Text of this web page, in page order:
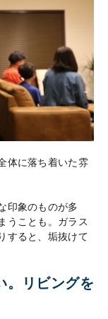
体に落ち着いた雰
印象のものが多
うことも。ガラス
すると、垢抜けて
。リビングを